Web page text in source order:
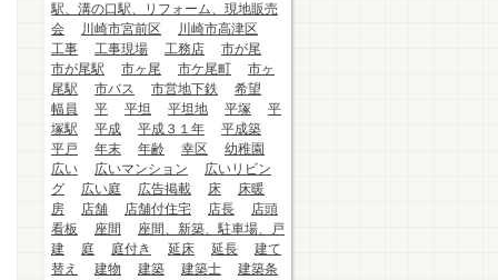
駅、溝の口駅、リフォーム、現地販売
会
川崎市宮前区
川崎市高津区
工事
工事現場 工務店
市が尾
市が尾駅
市ヶ尾 市ケ尾町
市ヶ
尾駅
市バス 市営地下鉄
希望
幅員
平 平坦 平坦地 平塚
平
塚駅
平成 平成３１年
平成築
平戸
年末 年齢 幸区
幼稚園
広い
広いマンション
広いリビン
グ
広い庭 広告掲載 床
床暖
房
店舗 店舗付住宅 店長
店頭
看板
座間
座間、新築、駐車場、戸
建
庭 庭付き 延床 延長
建て
替え
建物 建築 建築士
建築条